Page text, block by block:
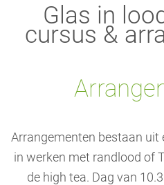
Glas in
cursus &
Arrangementen bestaan uit
in werken met randlood of
de high tea. Dag van